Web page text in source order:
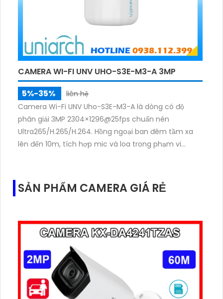
CAMERA WI-FI UNV UHO-S3E-M3-A 3MP
5%-35%
liên hệ
Camera Wi-Fi UNV Uho-S3E-M3-A là dòng có độ
phân giải 3MP 2304×1296@25fps chuẩn nén
Ultra265/H.265/H.264. Hồng ngoại ban đêm tầm xa
lên đến 10m, tích hợp mic và loa trong phạm vi
SẢN PHẨM CAMERA GIÁ RẺ